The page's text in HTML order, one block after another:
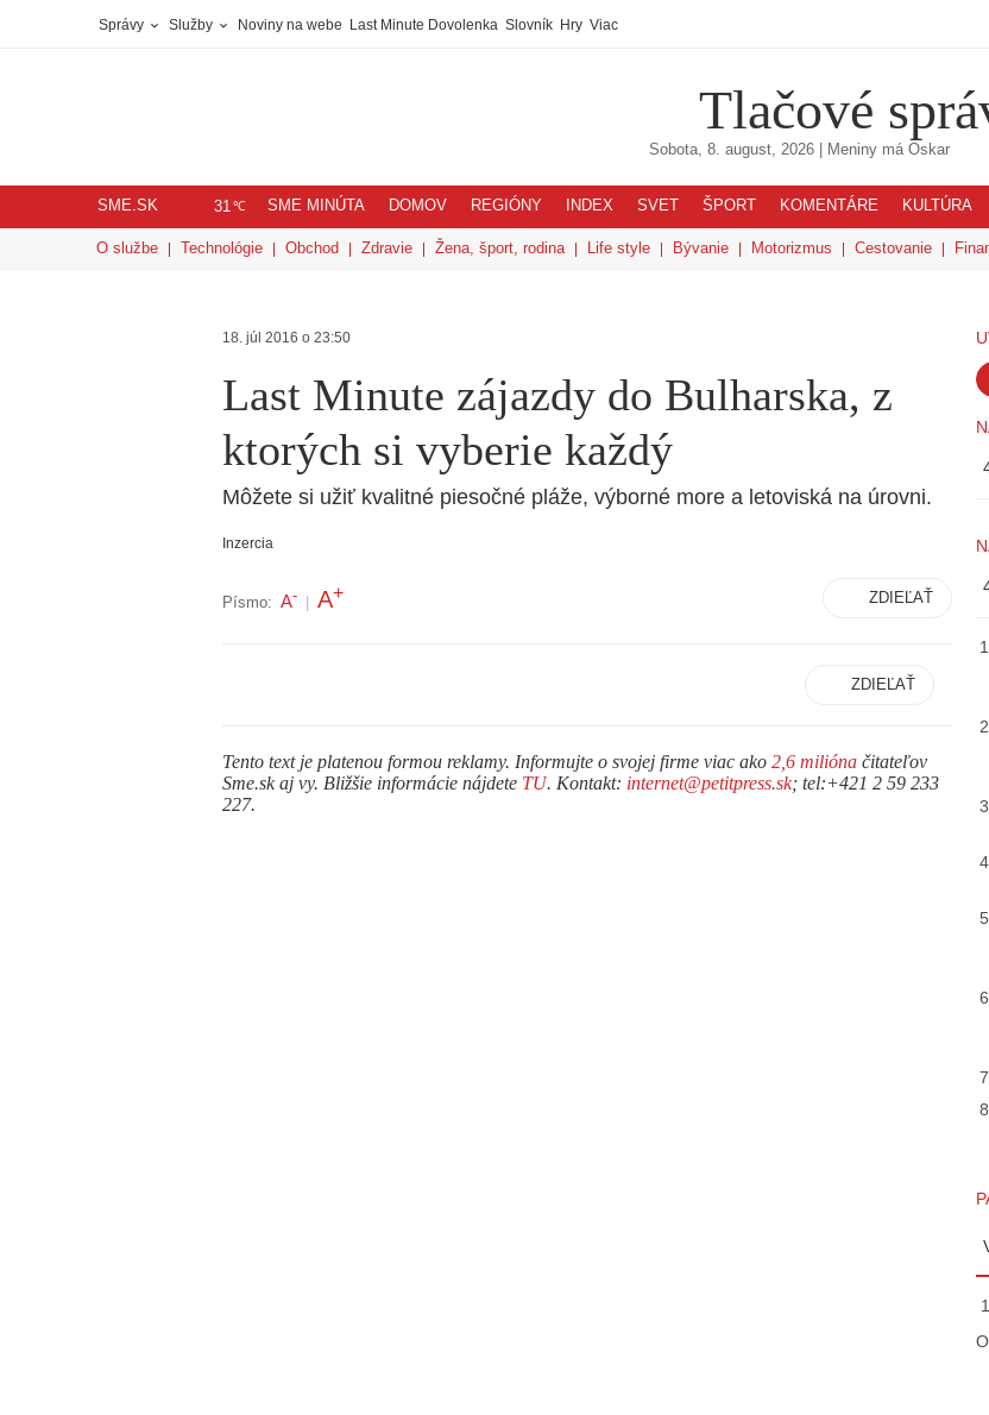
Správy Služby Noviny na webe Last Minute Dovolenka Slovník Hry Viac
Tlačové
Sobota, 8. august, 2026| Meniny má Oskar
SME.SK 31℃ SME MINÚTA DOMOV REGIÓNY INDEX SVET ŠPORT KOMENTÁRE KULTÚRA
O službe Technológie Obchod Zdravie Žena, šport, rodina Life style Bývanie Motorizmus Cestovanie
18. júl 2016 o 23:50
Last Minute zájazdy do Bulharska, z
ktorých si vyberie každý
Môžete si užiť kvalitné piesočné pláže, výborné more a letoviská na úrovni.
Inzercia
Písmo: A- A+ ZDIEĽAŤ
ZDIEĽAŤ
Tento text je platenou formou reklamy. Informujte o svojej firme viac ako 2,6 milióna čitateľov
Sme.sk aj vy. Bližšie informácie nájdete TU. Kontakt: internet@petitpress.sk; tel:+421 2 59 233
227.
1
2
3
4
5
6
7
8